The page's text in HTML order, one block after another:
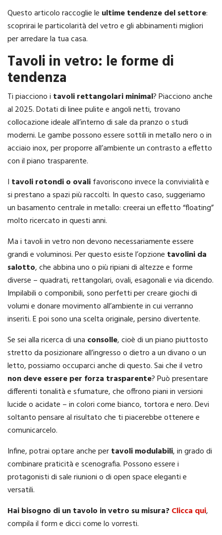
Questo articolo raccoglie le ultime tendenze del settore:
scoprirai le particolarità del vetro e gli abbinamenti migliori
per arredare la tua casa.
Tavoli in vetro: le forme di
tendenza
Ti piacciono i tavoli rettangolari minimal? Piacciono anche
al 2025. Dotati di linee pulite e angoli netti, trovano
collocazione ideale all’interno di sale da pranzo o studi
moderni. Le gambe possono essere sottili in metallo nero o in
acciaio inox, per proporre all’ambiente un contrasto a effetto
con il piano trasparente.
I tavoli rotondi o ovalifavoriscono invece la convivialità e
si prestano a spazi più raccolti. In questo caso, suggeriamo
un basamento centrale in metallo: creerai un effetto “floating”
molto ricercato in questi anni.
Ma i tavoli in vetro non devono necessariamente essere
grandi e voluminosi. Per questo esiste l’opzione tavolini da
salotto, che abbina uno o più ripiani di altezze e forme
diverse – quadrati, rettangolari, ovali, esagonali e via dicendo.
Impilabili o componibili, sono perfetti per creare giochi di
volumi e donare movimento all’ambiente in cui verranno
inseriti. E poi sono una scelta originale, persino divertente.
Se sei alla ricerca di una consolle, cioè di un piano piuttosto
stretto da posizionare all’ingresso o dietro a un divano o un
letto, possiamo occuparci anche di questo. Sai che il vetro
non deve essere per forza trasparente? Può presentare
differenti tonalità e sfumature, che offrono piani in versioni
lucide o acidate – in colori come bianco, tortora e nero. Devi
soltanto pensare al risultato che ti piacerebbe ottenere e
comunicarcelo.
Infine, potrai optare anche pertavoli modulabili, in grado di
combinare praticità e scenografia. Possono essere i
protagonisti di sale riunioni o di open space eleganti e
versatili.
Hai bisogno di un tavolo in vetro su misura?Clicca qui,
compila il form e dicci come lo vorresti.